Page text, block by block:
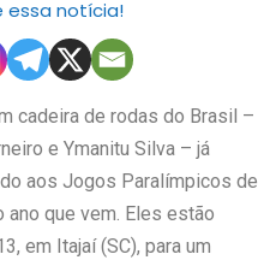
essa notícia!
cadeira de rodas do Brasil –
e Ymanitu Silva – já
aos Jogos Paralímpicos de
ano que vem. Eles estão
em Itajaí (SC), para um